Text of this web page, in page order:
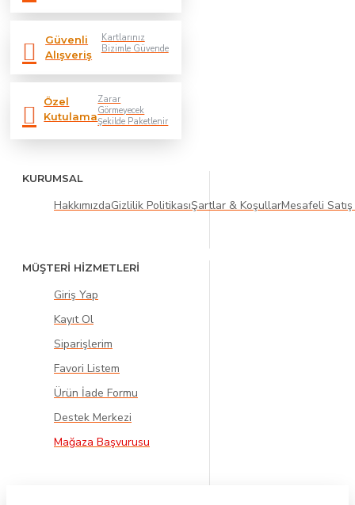
Güvenli
Alışveriş
Kartlarınız
Bizimle Güvende
Özel
Kutulama
Zarar
Görmeyecek
Şekilde Paketlenir
KURUMSAL
HakkımızdaGizlilik PolitikasıŞartlar & KoşullarMesafeli
MÜŞTERİ HİZMETLERİ
Giriş Yap
Kayıt Ol
Siparişlerim
Favori Listem
Ürün İade Formu
Destek Merkezi
Mağaza Başvurusu